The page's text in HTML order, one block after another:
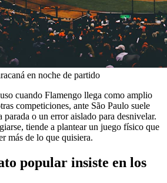
en noche de partido
cuando Flamengo llega como amplio
competiciones, ante São Paulo suele
parada o un error aislado para desnivelar.
tiende a plantear un juego físico que
más de lo que quisiera.
popular insiste en los